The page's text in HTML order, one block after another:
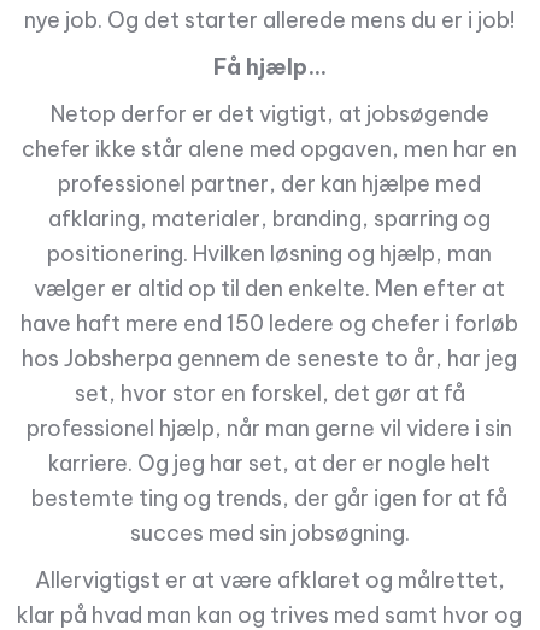
nye job. Og det starter allerede mens du er i job!
Få hjælp…
Netop derfor er det vigtigt, at jobsøgende
chefer ikke står alene med opgaven, men har en
professionel partner, der kan hjælpe med
afklaring, materialer, branding, sparring og
positionering. Hvilken løsning og hjælp, man
vælger er altid op til den enkelte. Men efter at
have haft mere end 150 ledere og chefer i forløb
hos Jobsherpa gennem de seneste to år, har jeg
set, hvor stor en forskel, det gør at få
professionel hjælp, når man gerne vil videre i sin
karriere. Og jeg har set, at der er nogle helt
bestemte ting og trends, der går igen for at få
succes med sin jobsøgning.
Allervigtigst er at være afklaret og målrettet,
klar på hvad man kan og trives med samt hvor og